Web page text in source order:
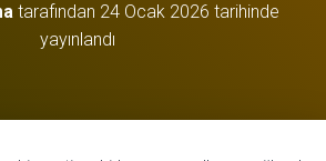
A
tarafından 24 Ocak 2026 tarihinde
yayınlandı